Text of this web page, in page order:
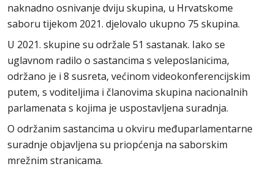
naknadno osnivanje dviju skupina, u Hrvatskome
saboru tijekom 2021. djelovalo ukupno 75 skupina.
U 2021. skupine su održale 51 sastanak. Iako se
uglavnom radilo o sastancima s veleposlanicima,
održano je i 8 susreta, većinom videokonferencijskim
putem, s voditeljima i članovima skupina nacionalnih
parlamenata s kojima je uspostavljena suradnja.
O održanim sastancima u okviru međuparlamentarne
suradnje objavljena su priopćenja na saborskim
mrežnim stranicama.